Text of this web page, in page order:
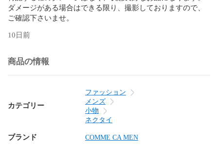
ダメージがある場合はできる限り、撮影しておりますので、
ご確認下さいませ。
10日前
商品の情報
カテゴリー
ファッション
メンズ
小物
ネクタイ
ブランド COMME CA MEN